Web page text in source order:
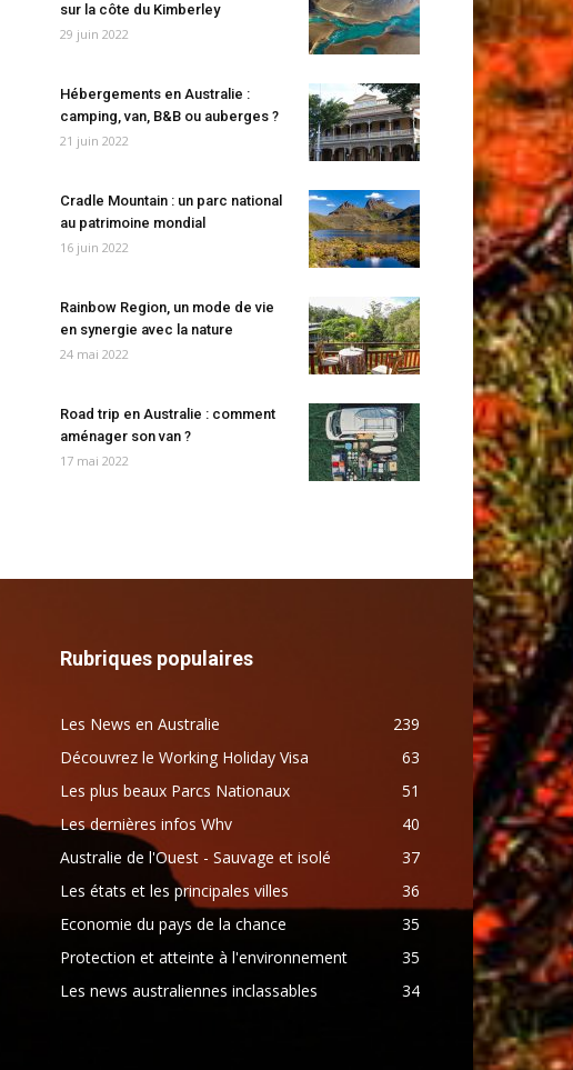
sur la côte du Kimberley
29 juin 2022
Hébergements en Australie :
camping, van, B&B ou auberges ?
21 juin 2022
Cradle Mountain : un parc national
au patrimoine mondial
16 juin 2022
Rainbow Region, un mode de vie
en synergie avec la nature
24 mai 2022
Road trip en Australie : comment
aménager son van ?
17 mai 2022
Rubriques populaires
Les News en Australie
239
Découvrez le Working Holiday Visa
63
Les plus beaux Parcs Nationaux
51
Les dernières infos Whv
40
Australie de l'Ouest - Sauvage et isolé
37
Les états et les principales villes
36
Economie du pays de la chance
35
Protection et atteinte à l'environnement
35
Les news australiennes inclassables
34